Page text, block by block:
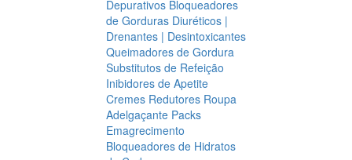
Depurativos Bloqueadores
de Gorduras Diuréticos |
Drenantes | Desintoxicantes
Queimadores de Gordura
Substitutos de Refeição
Inibidores de Apetite
Cremes Redutores Roupa
Adelgaçante Packs
Emagrecimento
Bloqueadores de Hidratos